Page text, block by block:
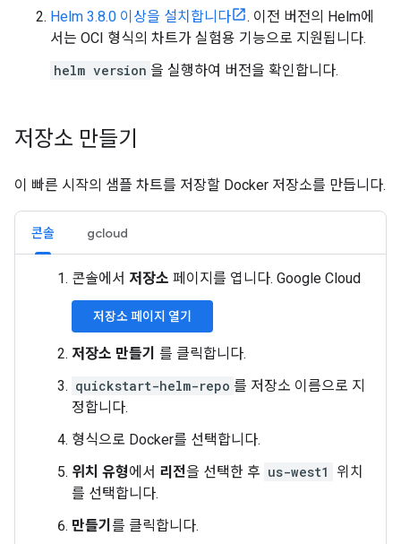
Helm 3.8.0 이상을 설치합니다
. 이전 버전의 Helm에
서는 OCI 형식의 차트가 실험용 기능으로 지원됩니다.
helm version 을 실행하여 버전을 확인합니다.
저장소 만들기
이 빠른 시작의 샘플 차트를 저장할 Docker 저장소를 만듭니다.
콘솔 gcloud
콘솔에서 저장소 페이지를 엽니다. Google Cloud
저장소 페이지 열기
저장소 만들기 를 클릭합니다.
quickstart-helm-repo 를 저장소 이름으로 지
정합니다.
형식으로 Docker를 선택합니다.
위치 유형에서 리전을 선택한 후 us-west1
위치
를 선택합니다.
만들기 를 클릭합니다.